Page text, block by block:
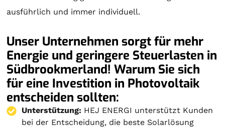
ausführlich und immer individuell.
Unser Unternehmen sorgt für mehr
Energie und geringere Steuerlasten in
Südbrookmerland! Warum Sie sich
für eine Investition in Photovoltaik
entscheiden sollten:
Unterstützung: HEJ ENERGI unterstützt Kunden
bei der Entscheidung, die beste Solarlösung